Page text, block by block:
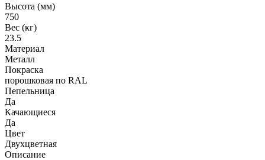
Высота (мм)
750
Вес (кг)
23.5
Материал
Металл
Покраска
порошковая по RAL
Пепельница
Да
Качающиеся
Да
Цвет
Двухцветная
Описание